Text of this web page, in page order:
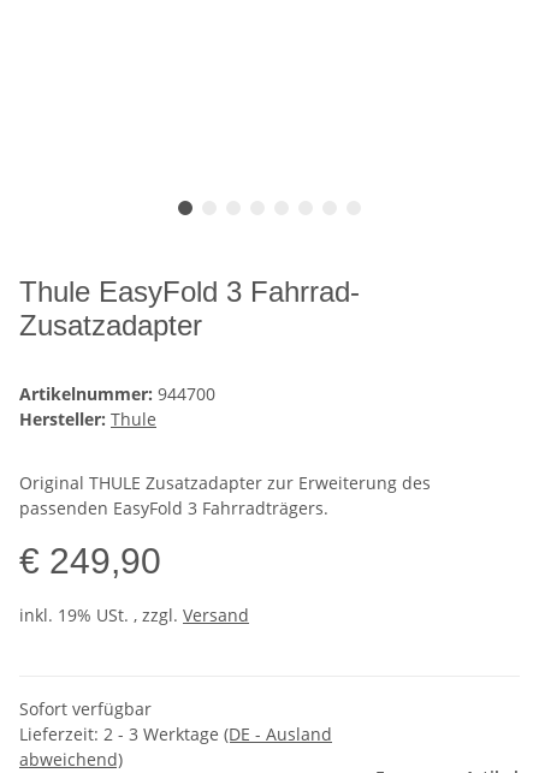
Thule EasyFold 3 Fahrrad-
Zusatzadapter
Artikelnummer: 944700
Hersteller: Thule
Original THULE Zusatzadapter zur Erweiterung des
passenden EasyFold 3 Fahrradträgers.
€ 249,90
inkl. 19% USt. , zzgl. Versand
Sofort verfügbar
Lieferzeit: 2 - 3 Werktage (DE - Ausland
abweichend)